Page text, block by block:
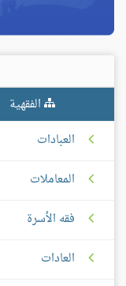
الفقهية
العبادات
المعاملات
فقه الأسرة
العادات